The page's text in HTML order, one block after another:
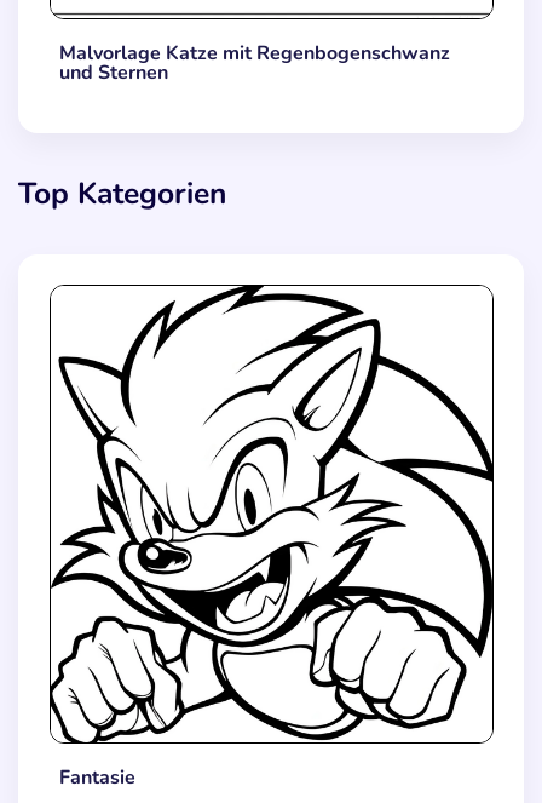
Malvorlage Katze mit Regenbogenschwanz
und Sternen
Top Kategorien
Fantasie